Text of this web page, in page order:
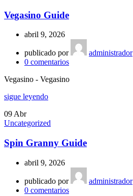
Vegasino Guide
abril 9, 2026
publicado por
administrador
0 comentarios
Vegasino - Vegasino
sigue leyendo
09 Abr
Uncategorized
Spin Granny Guide
abril 9, 2026
publicado por
administrador
0 comentarios